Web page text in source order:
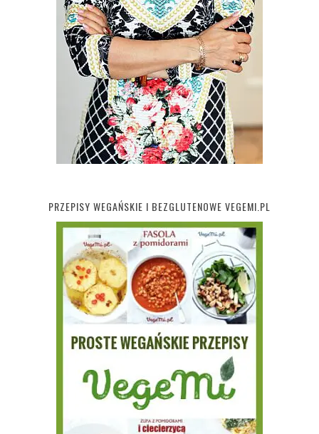
PRZEPISY WEGAŃSKIE I BEZGLUTENOWE VEGEMI.PL